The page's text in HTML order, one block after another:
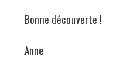
Bonne découverte !
Anne